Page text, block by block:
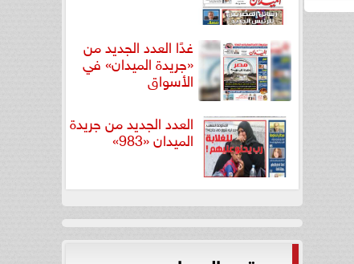
غدًا العدد الجديد من
«جريدة الميدان» في
الأسواق
العدد الجديد من جريدة
الميدان «983»